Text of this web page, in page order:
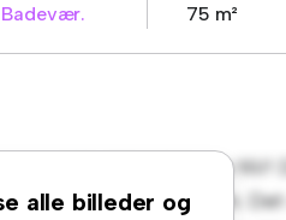
Badevær. 75 m²
alle billeder og
22, 5210 Odense
opholdsrum. Det